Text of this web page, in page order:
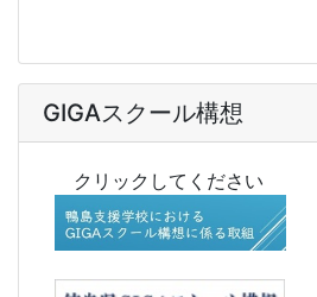
GIGAスクール構想
クリックしてください